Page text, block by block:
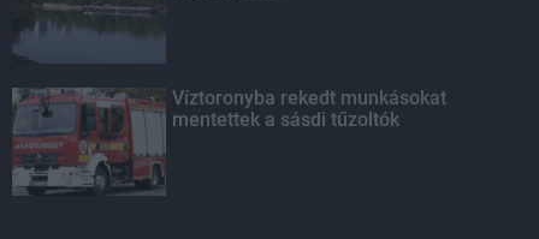
Víztoronyba rekedt munkásokat
mentettek a sásdi tűzoltók